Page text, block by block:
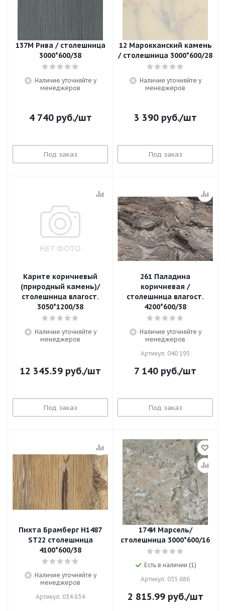
137М Рива / столешница
3000*600/38
Наличие уточняйте у
менеджеров
4 740руб./шт
Под заказ
12 Марокканский камень
/ столешница 3000*600/28
Наличие уточняйте у
менеджеров
3 390руб./шт
Под заказ
Карите коричневый
(природный камень)/
столешница влагост.
3050*1200/38
Наличие уточняйте у
менеджеров
12 345.59 руб./шт
Под заказ
261 Паладина
коричневая /
cтолешница влагост.
4200*600/38
Наличие уточняйте у
менеджеров
Артикул: 040 195
7 140 руб./шт
Под заказ
Пихта Брамберг H1487
ST22 столешница
4100*600/38
Наличие уточняйте у
менеджеров
Артикул: 034 634
174И Марсель/
cтолешница 3000*600/16
Есть в наличии (1)
Артикул: 035 686
2 815.99руб./шт